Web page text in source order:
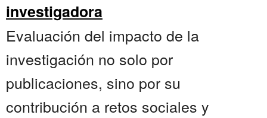
investigadora
Evaluación del impacto de la
investigación no solo por
publicaciones, sino por su
contribución a retos sociales y